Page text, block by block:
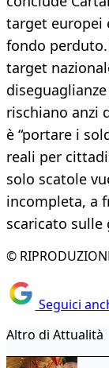
target europei
fondo
target
rischiano anzi
è “portare i
reali per
solo scatole
incompleta, a
scaricato sulle
©
Seguici
Altro di Attualità